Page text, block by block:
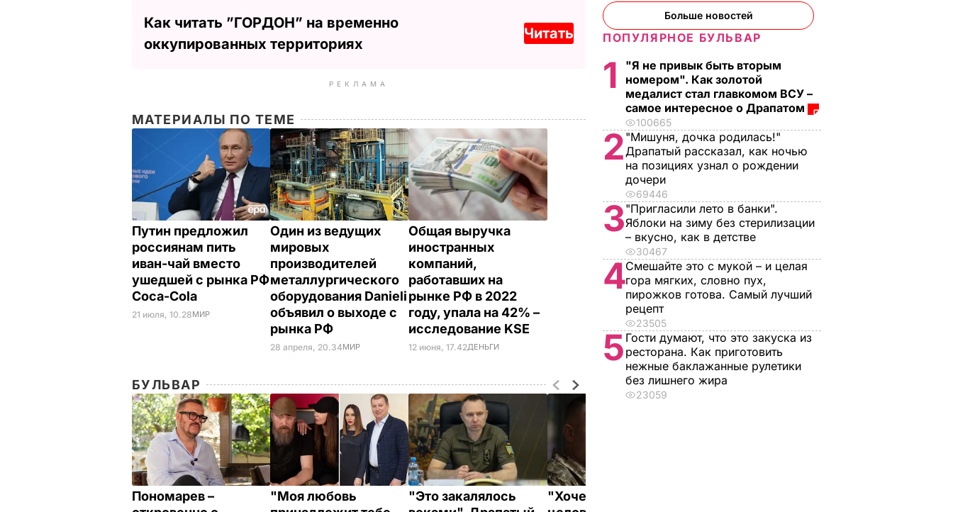
Как читать ”ГОРДОН” на временно
оккупированных территориях
Читать
РЕКЛАМА
МАТЕРИАЛЫ ПО ТЕМЕ
Путин предложил
россиянам пить
иван-чай вместо
ушедшей с рынка РФ
Coca-Cola
21 июля, 10.28МИР
Один из ведущих
мировых
производителей
металлургического
оборудования Danieli
объявил о выходе с
рынка РФ
28 апреля, 20.34МИР
Общая выручка
иностранных
компаний,
работавших на
рынке РФ в 2022
году, упала на 42% –
исследование KSE
12 июня, 17.42ДЕНЬГИ
БУЛЬВАР
Пономарев –
"Моя любовь
"Это закалялось
"Хочется там землю
Больше новостей
ПОПУЛЯРНОЕ БУЛЬВАР
1
"Я не привык быть вторым
номером". Как золотой
медалист стал главкомом ВСУ –
самое интересное о Драпатом
100665
2 "Мишуня, дочка родилась!"
Драпатый рассказал, как ночью
на позициях узнал о рождении
дочери
69446
3"Пригласили лето в банки".
Яблоки на зиму без стерилизации
– вкусно, как в детстве
30467
4Смешайте это с мукой – и целая
гора мягких, словно пух,
пирожков готова. Самый лучший
рецепт
23505
5 Гости думают, что это закуска из
ресторана. Как приготовить
нежные баклажанные рулетики
без лишнего жира
23059